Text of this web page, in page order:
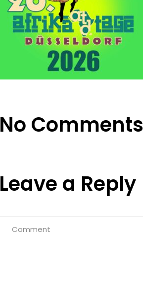
No Comments
Leave a Reply